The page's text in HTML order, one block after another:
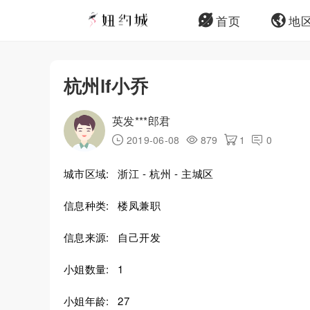
首页 地
杭州lf小乔
英发***郎君
2019-06-08 879 1 0
城市区域: 浙江 - 杭州 - 主城区
信息种类: 楼凤兼职
信息来源: 自己开发
小姐数量: 1
小姐年龄: 27